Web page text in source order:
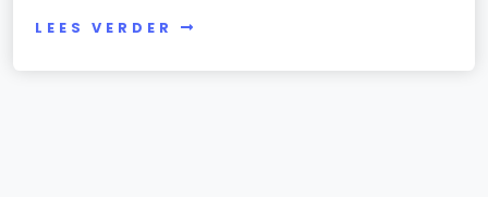
LEES VERDER